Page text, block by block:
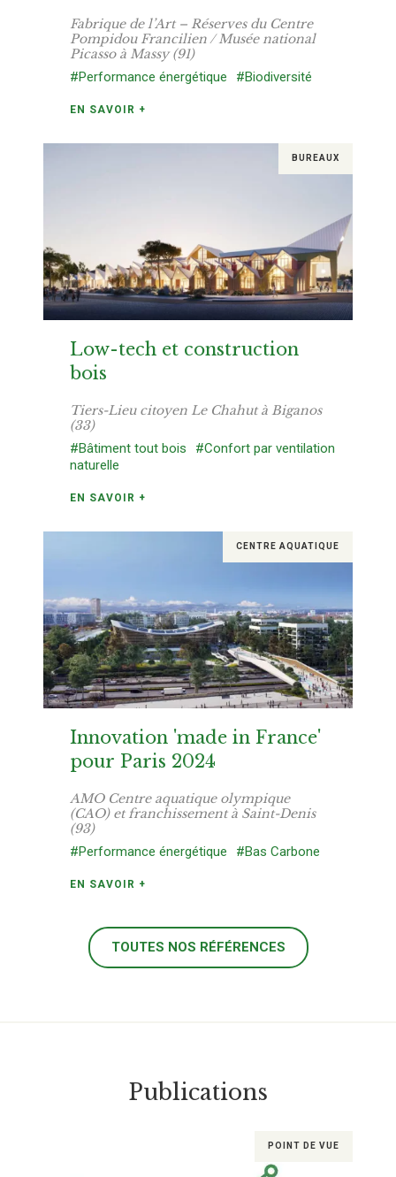
Fabrique de l’Art – Réserves du Centre
Pompidou Francilien / Musée national
Picasso à Massy (91)
#Performance énergétique
#Biodiversité
EN SAVOIR +
BUREAUX
Low-tech et construction
bois
Tiers-Lieu citoyen Le Chahut à Biganos
(33)
#Bâtiment tout bois
#Confort par ventilation
naturelle
EN SAVOIR +
CENTRE AQUATIQUE
Innovation 'made in France'
pour Paris 2024
AMO Centre aquatique olympique
(CAO) et franchissement à Saint-Denis
(93)
#Performance énergétique
#Bas Carbone
EN SAVOIR +
TOUTES NOS RÉFÉRENCES
Publications
POINT DE VUE